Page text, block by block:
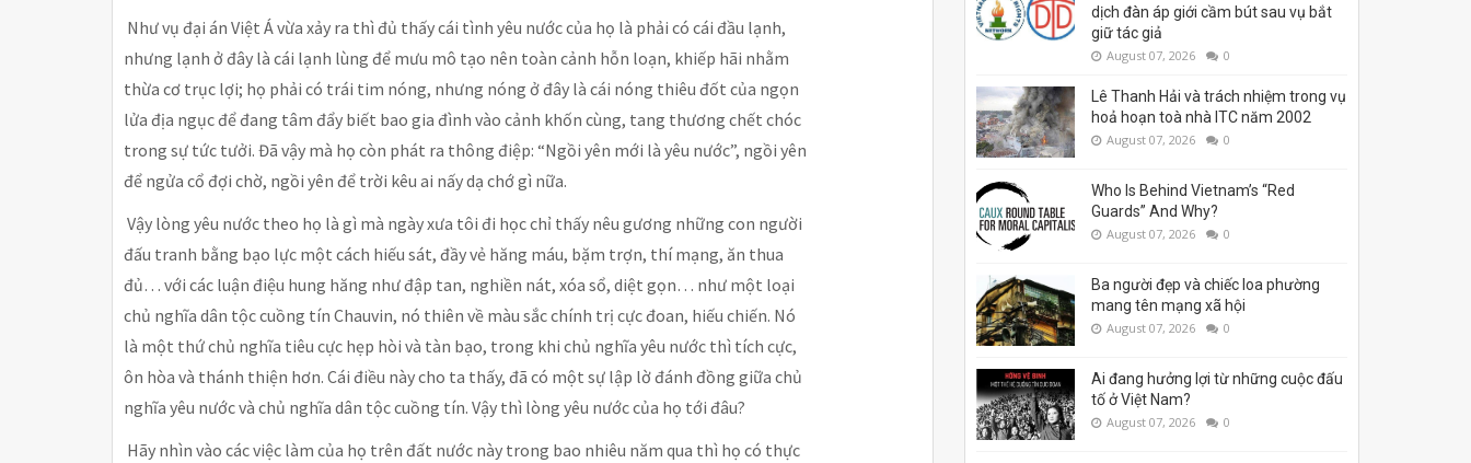
Như vụ đại án Việt Á vừa xảy ra thì đủ thấy cái tình yêu nước của họ là phải có cái đầu lạnh,
nhưng lạnh ở đây là cái lạnh lùng để mưu mô tạo nên toàn cảnh hỗn loạn, khiếp hãi nhằm
thừa cơ trục lợi; họ phải có trái tim nóng, nhưng nóng ở đây là cái nóng thiêu đốt của ngọn
lửa địa ngục để đang tâm đẩy biết bao gia đình vào cảnh khốn cùng, tang thương chết chóc
trong sự tức tưởi. Đã vậy mà họ còn phát ra thông điệp: “Ngồi yên mới là yêu nước”, ngồi yên
để ngửa cổ đợi chờ, ngồi yên để trời kêu ai nấy dạ chớ gì nữa.
Vậy lòng yêu nước theo họ là gì mà ngày xưa tôi đi học chỉ thấy nêu gương những con người
đấu tranh bằng bạo lực một cách hiếu sát, đầy vẻ hăng máu, bặm trợn, thí mạng, ăn thua
đủ… với các luận điệu hung hăng như đập tan, nghiền nát, xóa sổ, diệt gọn… như một loại
chủ nghĩa dân tộc cuồng tín Chauvin, nó thiên về màu sắc chính trị cực đoan, hiếu chiến. Nó
là một thứ chủ nghĩa tiêu cực hẹp hòi và tàn bạo, trong khi chủ nghĩa yêu nước thì tích cực,
ôn hòa và thánh thiện hơn. Cái điều này cho ta thấy, đã có một sự lập lờ đánh đồng giữa chủ
nghĩa yêu nước và chủ nghĩa dân tộc cuồng tín. Vậy thì lòng yêu nước của họ tới đâu?
Hãy nhìn vào các việc làm của họ trên đất nước này trong bao nhiêu năm qua thì họ có thực
dịch đàn áp giới cầm bút sau vụ bắt
giữ tác giả
August 07, 2026 0
Lê Thanh Hải và trách nhiệm trong vụ
hoả hoạn toà nhà ITC năm 2002
August 07, 2026 0
Who Is Behind Vietnam’s “Red
Guards” And Why?
August 07, 2026 0
Ba người đẹp và chiếc loa phường
mang tên mạng xã hội
August 07, 2026 0
Ai đang hưởng lợi từ những cuộc đấu
tố ở Việt Nam?
August 07, 2026 0